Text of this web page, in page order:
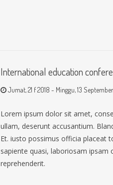
International education
Jumat, 21 f 2018 - Minggu, 13
Lorem ipsum dolor sit amet,
ullam, deserunt accusantium.
Et. iusto possimus officia placeat
sapiente quasi, laboriosam
reprehenderit.